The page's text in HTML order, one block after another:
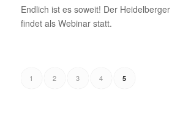
Endlich ist es soweit! Der
findet als Webinar statt.
1 2 3 4 5